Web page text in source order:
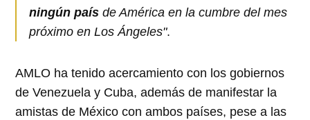
ningún paísde América en la cumbre del mes
próximo en Los Ángeles".
AMLO ha tenido acercamiento con los gobiernos
de Venezuela y Cuba, además de manifestar la
amistas de México con ambos países, pese a las